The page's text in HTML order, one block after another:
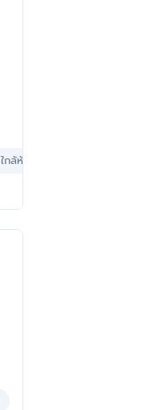
ใกล้ห้างสรรพสินค้า